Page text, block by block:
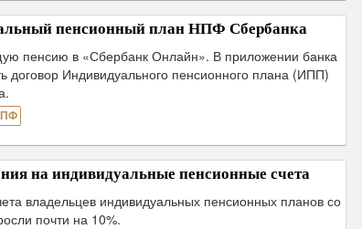
пенсионный план НПФ Сбербанка
пенсию в «Сбербанк Онлайн». В приложении банка
договор Индивидуального пенсионного плана (ИПП)
на индивидуальные пенсионные счета
владельцев индивидуальных пенсионных планов со
почти на 10%.